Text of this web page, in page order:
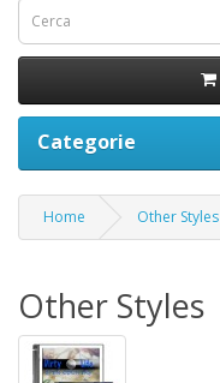
Categorie
Home Other Styles
Other Styles